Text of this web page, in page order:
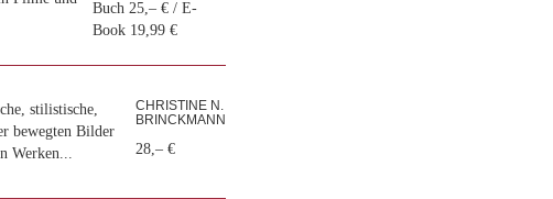
Buch 25,– € / E-
Book 19,99 €
stilistische,
bewegten Bilder
Werken...
CHRISTINE N.
BRINCKMANN
28,– €